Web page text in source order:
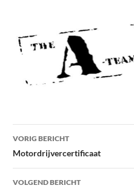
Bericht
navigatie
VORIG BERICHT
Motordrijvercertificaat
VOLGEND BERICHT